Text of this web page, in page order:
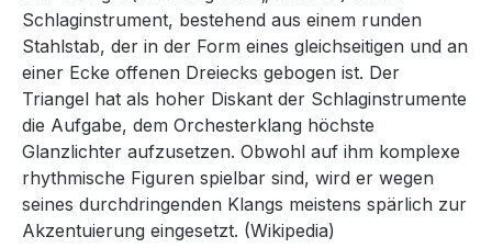
Schlaginstrument, bestehend aus einem runden
Stahlstab, der in der Form eines gleichseitigen und an
einer Ecke offenen Dreiecks gebogen ist. Der
Triangel hat als hoher Diskant der Schlaginstrumente
die Aufgabe, dem Orchesterklang höchste
Glanzlichter aufzusetzen. Obwohl auf ihm komplexe
rhythmische Figuren spielbar sind, wird er wegen
seines durchdringenden Klangs meistens spärlich zur
Akzentuierung eingesetzt. (Wikipedia)